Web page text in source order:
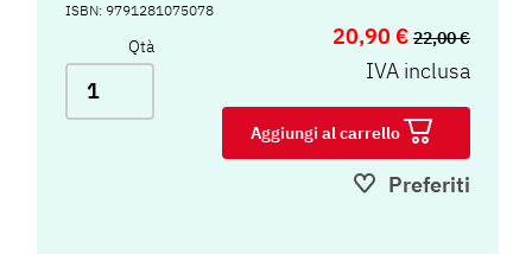
ISBN: 9791281075078
Qtà 20,90 € 22,00 €
IVA inclusa
Aggiungi al carrello
Preferiti